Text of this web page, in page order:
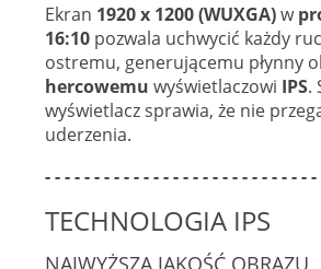
Ekran 1920 x 1200 (WUXGA)w
16:10 pozwala uchwycić każdy
ostremu, generującemu płynny
hercowemu wyświetlaczowi IPS.
wyświetlacz sprawia, że nie
uderzenia.
- - - - - - - - - - - - - - - - - - - - - - - - - - -
TECHNOLOGIA IPS
NAJWYŻSZA JAKOŚĆ OBRAZU